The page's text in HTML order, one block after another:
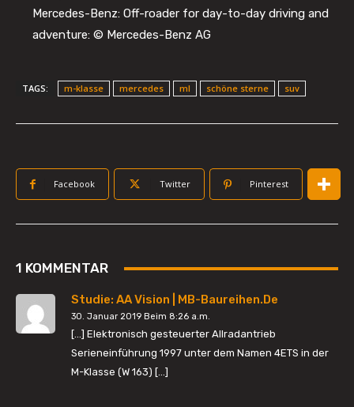
Mercedes-Benz: Off-roader for day-to-day driving and
adventure: © Mercedes-Benz AG
TAGS: m-klasse mercedes ml schöne sterne suv
Facebook Twitter Pinterest
1 KOMMENTAR
Studie: AA Vision | MB-Baureihen.de
30. Januar 2019 Beim 8:26 a.m.
[…] Elektronisch gesteuerter Allradantrieb
Serieneinführung 1997 unter dem Namen 4ETS in der
M-Klasse (W 163) […]